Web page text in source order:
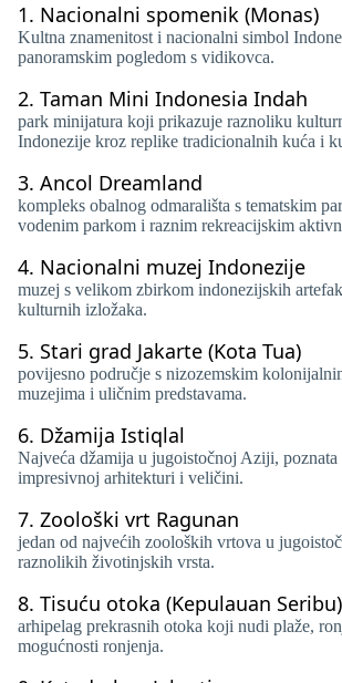
1. Nacionalni spomenik (Monas)
Kultna znamenitost i nacionalni simbol
panoramskim pogledom s vidikovca.
2. Taman Mini Indonesia Indah
park minijatura koji prikazuje raznoliku
Indonezije kroz replike tradicionalnih kuća i
3. Ancol Dreamland
kompleks obalnog odmarališta s tematskim
vodenim parkom i raznim rekreacijskim
4. Nacionalni muzej Indonezije
muzej s velikom zbirkom indonezijskih
kulturnih izložaka.
5. Stari grad Jakarte (Kota Tua)
povijesno područje s nizozemskim
muzejima i uličnim predstavama.
6. Džamija Istiqlal
Najveća džamija u jugoistočnoj Aziji, poznata
impresivnoj arhitekturi i veličini.
7. Zoološki vrt Ragunan
jedan od najvećih zooloških vrtova u
raznolikih životinjskih vrsta.
8. Tisuću otoka (Kepulauan Seribu)
arhipelag prekrasnih otoka koji nudi plaže,
mogućnosti ronjenja.